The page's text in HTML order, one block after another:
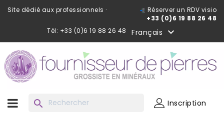
Site dédié aux professionnels ·
Réserver un RDV visio
+33 (0)6 19 88 26 48
Tél: +33 (0)6 19 88 26 48
Français 
search Inscription